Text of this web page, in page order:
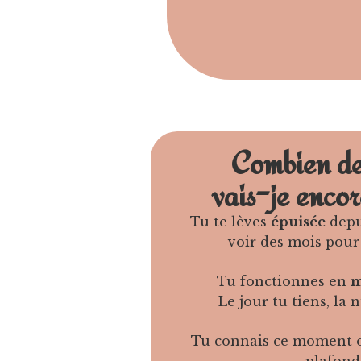
Combien
vais-je
Tu te lèves épuisée
voir des mois
Tu fonctionnes en
Le jour tu tiens, la
Tu connais ce moment